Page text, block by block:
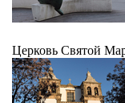
Церковь Святой